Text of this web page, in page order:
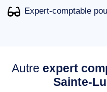
Expert-comptable
Autre expert
Sainte-